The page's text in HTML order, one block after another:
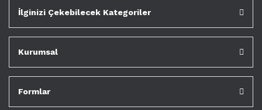
İlginizi Çekebilecek Kategoriler
Kurumsal
Formlar